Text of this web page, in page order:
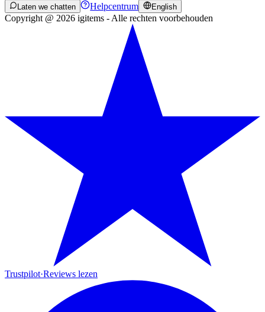
Laten we chatten Helpcentrum English
Copyright @ 2026 igitems - Alle rechten voorbehouden
Trustpilot·Reviews lezen